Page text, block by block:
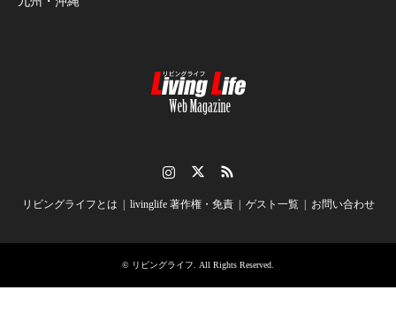
リビングライフとは livinglife 著作権・免責 ゲスト一覧 お問い合わせ
© リビングライフ . All Rights Reserved.